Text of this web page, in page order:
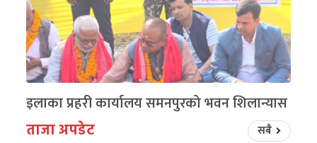
इलाका प्रहरी कार्यालय समनपुरको भवन शिलान्यास
ताजा अपडेट सबै